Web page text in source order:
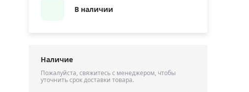
Прочее
В наличии
Наличие
Пожалуйста, свяжитесь с менеджером, чтобы
уточнить срок доставки товара.